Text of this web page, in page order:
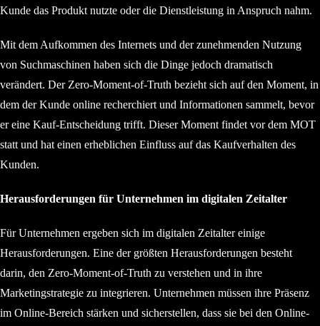
Kunde das Produkt nutzte oder die Dienstleistung in Anspruch nahm.
Mit dem Aufkommen des Internets und der zunehmenden Nutzung
von Suchmaschinen haben sich die Dinge jedoch dramatisch
verändert. Der Zero-Moment-of-Truth bezieht sich auf den Moment, in
dem der Kunde online recherchiert und Informationen sammelt, bevor
er eine Kauf-Entscheidung trifft. Dieser Moment findet vor dem MOT
statt und hat einen erheblichen Einfluss auf das Kaufverhalten des
Kunden.
Herausforderungen für Unternehmen im digitalen Zeitalter
Für Unternehmen ergeben sich im digitalen Zeitalter einige
Herausforderungen. Eine der größten Herausforderungen besteht
darin, den Zero-Moment-of-Truth zu verstehen und in ihre
Marketingstrategie zu integrieren. Unternehmen müssen ihre Präsenz
im Online-Bereich stärken und sicherstellen, dass sie bei den Online-